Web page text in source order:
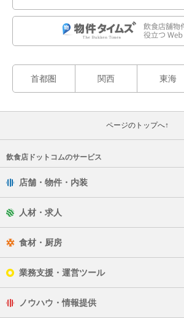
首都圏 関西 東海
ページのトップへ↑
飲食店ドットコムのサービス
店舗・物件・内装
人材・求人
食材・厨房
業務支援・運営ツール
ノウハウ・情報提供